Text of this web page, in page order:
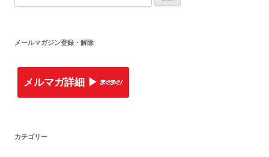
メールマガジン登録・解除
メルマガ詳細 ▶︎
カテゴリー